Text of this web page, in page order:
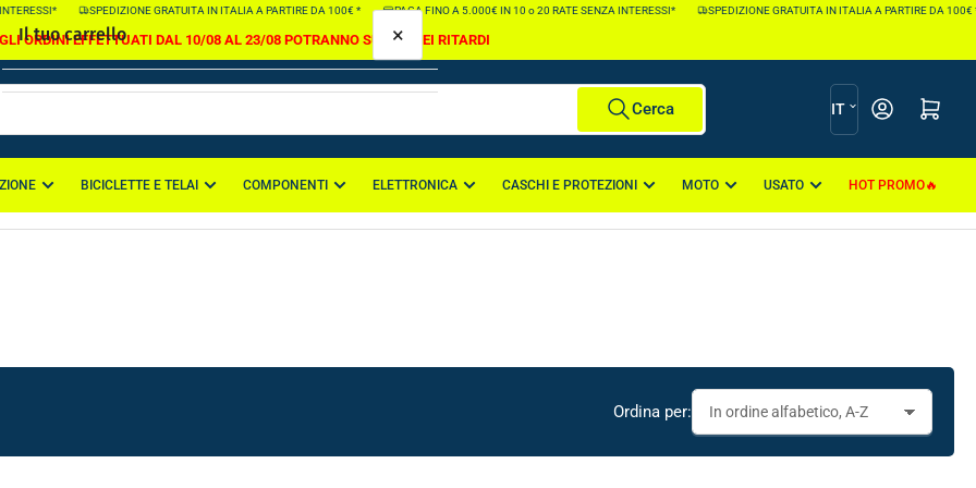
SPEDIZIONE GRATUITA IN ITALIA A PARTIRE DA 100€ * PAGA FINO A 5.000€ IN 10 o 20 RATE SENZA INTERESSI* SPEDIZIONE GRATUITA IN ITALIA A PARTIRE DA 100€ *
ORDINI EFFETTUATI DAL 10/08 AL 23/08 POTRANNO SUBIRE DEI RITARDI
Cerca
L
i
n
u
IT Apri il mini
BICICLETTE E TELAI COMPONENTI ELETTRONICA CASCHI E PROTEZIONI MOTO USATO HOT PROMO
Ordina per:
Il tuo carrello ×
Il tuo carrello è vuoto